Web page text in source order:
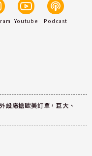
Youtube Podcast
廠搶歐美訂單，巨大、